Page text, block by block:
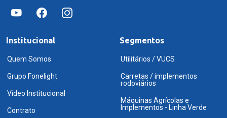
Institucional
Quem Somos
Grupo Fonelight
Vídeo Institucional
Contrato
Segmentos
Utilitários / VUCS
Carretas / implementos
rodoviários
Máquinas Agrícolas e
Implementos - Linha Verde